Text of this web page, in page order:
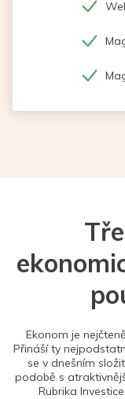
Ekonom je
Přináší ty
se v dnešním
podobě s
Rubrika